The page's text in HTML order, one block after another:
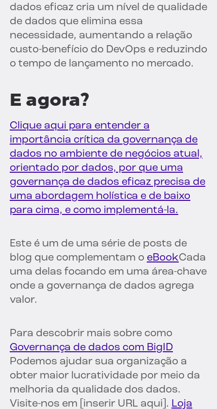
dados eficaz cria um nível de qualidade
de dados que elimina essa
necessidade, aumentando a relação
custo-benefício do DevOps e reduzindo
o tempo de lançamento no mercado.
E agora?
Clique aqui para entender a
importância crítica da governança de
dados no ambiente de negócios atual,
orientado por dados, por que uma
governança de dados eficaz precisa de
uma abordagem holística e de baixo
para cima, e como implementá-la.
Este é um de uma série de posts de
blog que complementam o eBookCada
uma delas focando em uma área-chave
onde a governança de dados agrega
valor.
Para descobrir mais sobre como
Governança de dados com BigID
Podemos ajudar sua organização a
obter maior lucratividade por meio da
melhoria da qualidade dos dados.
Visite-nos em [inserir URL aqui]. Loja